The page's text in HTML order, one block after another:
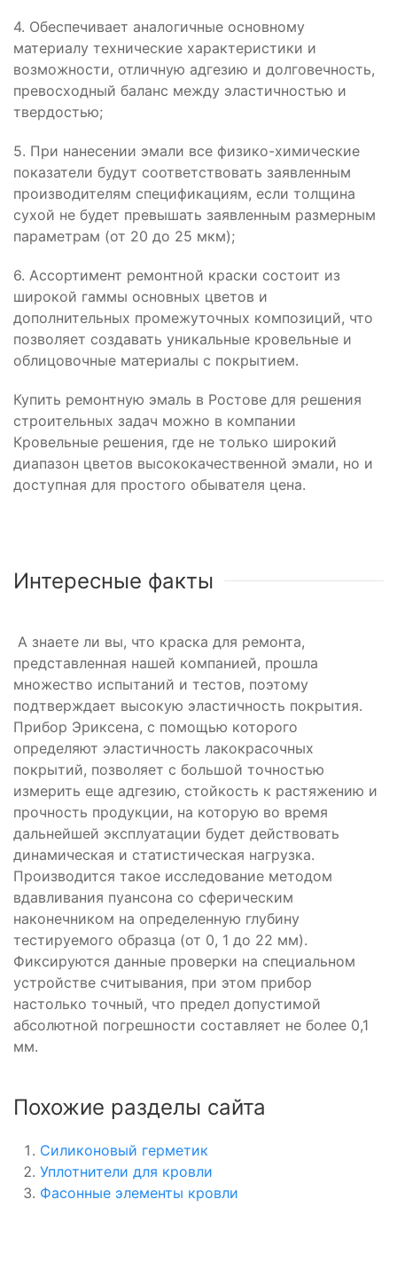
4. Обеспечивает аналогичные основному
материалу технические характеристики и
возможности, отличную адгезию и долговечность,
превосходный баланс между эластичностью и
твердостью;
5. При нанесении эмали все физико-химические
показатели будут соответствовать заявленным
производителям спецификациям, если толщина
сухой не будет превышать заявленным размерным
параметрам (от 20 до 25 мкм);
6. Ассортимент ремонтной краски состоит из
широкой гаммы основных цветов и
дополнительных промежуточных композиций, что
позволяет создавать уникальные кровельные и
облицовочные материалы с покрытием.
Купить ремонтную эмаль в Ростове для решения
строительных задач можно в компании
Кровельные решения, где не только широкий
диапазон цветов высококачественной эмали, но и
доступная для простого обывателя цена.
Интересные факты
А знаете ли вы, что краска для ремонта,
представленная нашей компанией, прошла
множество испытаний и тестов, поэтому
подтверждает высокую эластичность покрытия.
Прибор Эриксена, с помощью которого
определяют эластичность лакокрасочных
покрытий, позволяет с большой точностью
измерить еще адгезию, стойкость к растяжению и
прочность продукции, на которую во время
дальнейшей эксплуатации будет действовать
динамическая и статистическая нагрузка.
Производится такое исследование методом
вдавливания пуансона со сферическим
наконечником на определенную глубину
тестируемого образца (от 0, 1 до 22 мм).
Фиксируются данные проверки на специальном
устройстве считывания, при этом прибор
настолько точный, что предел допустимой
абсолютной погрешности составляет не более 0,1
мм.
Похожие разделы сайта
Силиконовый герметик
Уплотнители для кровли
Фасонные элементы кровли